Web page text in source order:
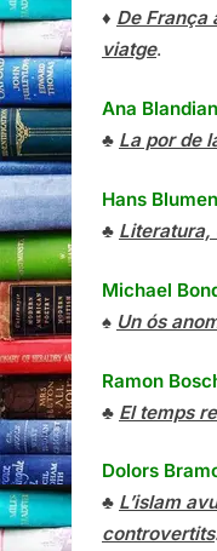
♦ De França
viatge.
Ana
♣ La por de
Hans
♣ Literatura,
Michael
♠ Un ós
Ramon
♣ El temps
Dolors
♣ L’islam
controvertits.